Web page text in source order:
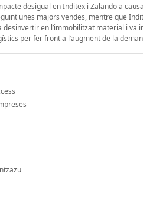
desigual en Inditex i Zalando a
unes majors vendes, mentre que
en l’immobilitzat material i
per fer front a l’augment de la